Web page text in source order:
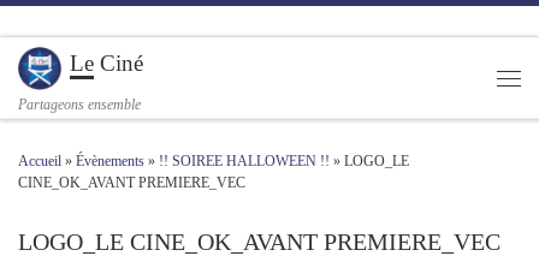
Passer au contenu
Le Ciné
Partageons ensemble
Accueil » Évènements » !! SOIREE HALLOWEEN !! » LOGO_LE
CINE_OK_AVANT PREMIERE_VEC
LOGO_LE CINE_OK_AVANT PREMIERE_VEC